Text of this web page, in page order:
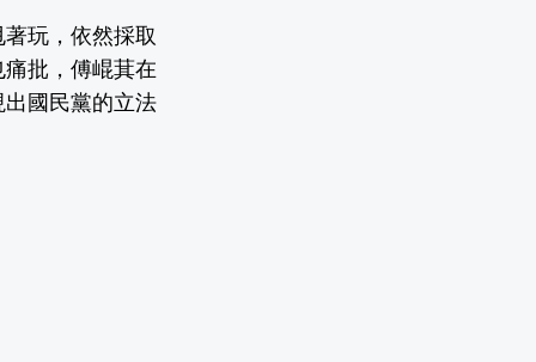
玩，依然採取
批，傅崐萁在
國民黨的立法